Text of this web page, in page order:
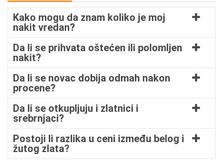
Kako mogu da znam koliko je moj
nakit vredan?
Da li se prihvata oštećen ili polomljen
nakit?
Da li se novac dobija odmah nakon
procene?
Da li se otkupljuju i zlatnici i
srebrnjaci?
Postoji li razlika u ceni između belog i
žutog zlata?